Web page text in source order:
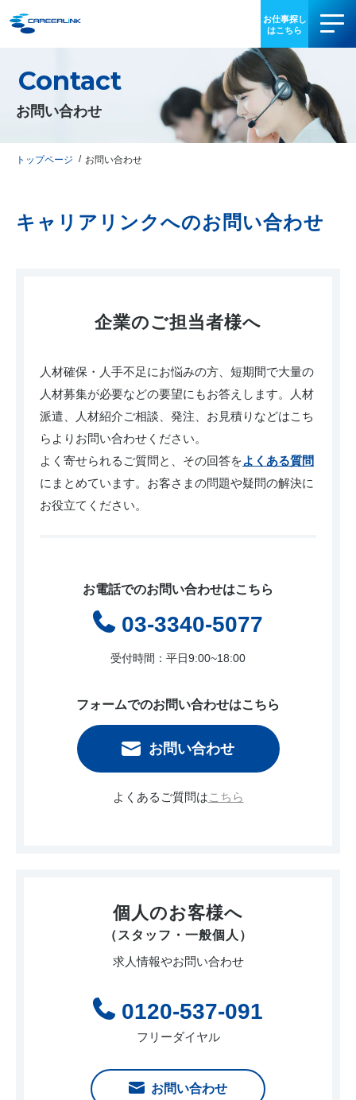
事業内容
導入事例
お役立ち情報
お問い合わせ
Contact
お問い合わせ
トップページ お問い合わせ
キャリアリンクへのお問い合わせ
企業のご担当者様へ
人材確保・人手不足にお悩みの方、短期間で大量の
人材募集が必要などの要望にもお答えします。人材
派遣、人材紹介ご相談、発注、お見積りなどはこち
らよりお問い合わせください。
よく寄せられるご質問と、その回答をよくある質問
にまとめています。お客さまの問題や疑問の解決に
お役立てください。
お電話でのお問い合わせはこちら
03-3340-5077
受付時間：平日9:00~18:00
フォームでのお問い合わせはこちら
お問い合わせ
よくあるご質問はこちら
個人のお客様へ
（スタッフ・一般個人）
求人情報やお問い合わせ
0120-537-091
フリーダイヤル
お問い合わせ